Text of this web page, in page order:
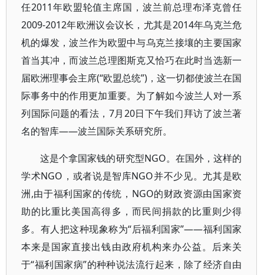
任2011年欧盟轮值主席国，波兰前总理布泽克曾任
2009-2012年欧洲议会议长，尤其是2014年乌克兰危
机的爆发，波兰作为欧盟中与乌克兰接壤的主要国家
首当其冲，而波兰总理图斯克又恰巧在此时当选新一
届欧洲理事会主席(“欧盟总统”)，这一切都使波兰在国
际事务中的作用更加重要。为了解如今波兰人对一系
列国际问题的看法，7月20日下午我们拜访了波兰著
名的智库——波兰国际关系研究所。
这是个拿国家钱的研究型NGO。在国外，这样的
学术NGO，或者说是智库NGO并不少见。尤其是欧
洲,由于福利国家的传统，NGO的财政资源由国家资
助的比重比美国高得多，而民间捐款的比重则少得
多。有人把这种现象称为“后福利国家”——福利国家
本来是国家直接出钱由政府机构来办公益。后来关
于“福利国家病”的种种说法流行起来，除了经济自由